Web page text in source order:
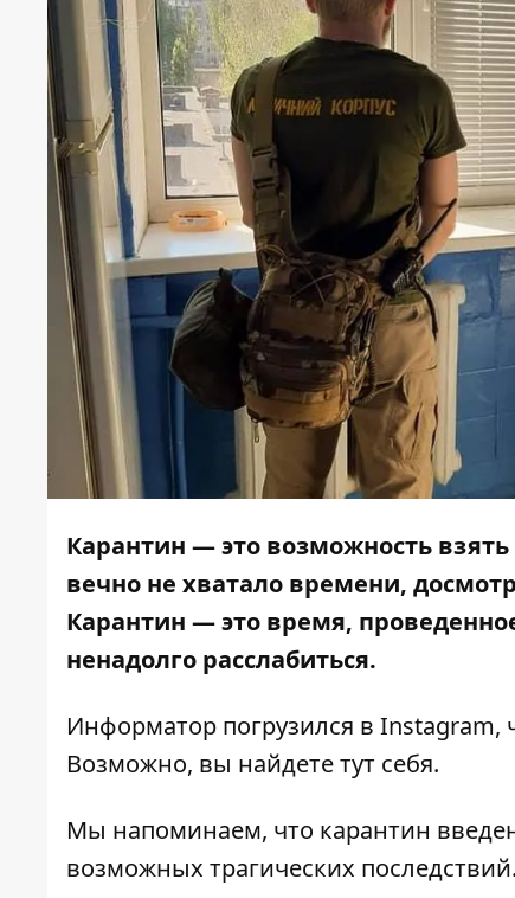
Карантин — это возможность
вечно не хватало времени,
Карантин — это время,
ненадолго расслабиться.
Информатор погрузился в
Возможно, вы найдете тут себя.
Мы напоминаем, что карантин
возможных трагических